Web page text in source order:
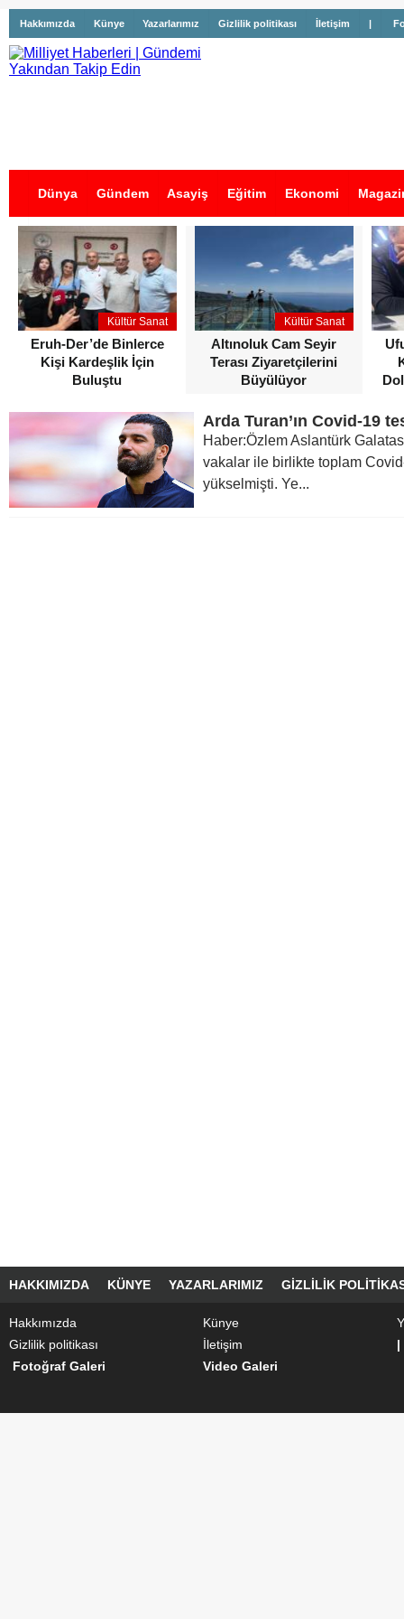
Hakkımızda Künye Yazarlarımız Gizlilik politikası İletişim |
Dünya Gündem Asayiş Eğitim Ekonomi
İş İlanları
Kültür Sanat
Eruh-Der’de Binlerce
Kişi Kardeşlik İçin
Buluştu
Kültür Sanat
Altınoluk Cam Seyir
Terası Ziyaretçilerini
Büyülüyor
Arda Turan’ın Covid-19
Haber:Özlem Aslantürk
vakalar ile birlikte toplam
yükselmişti. Ye...
HAKKIMIZDA KÜNYE YAZARLARIMIZ GIZLILIK
Hakkımızda Künye
Gizlilik politikası
İletişim
|
Fotoğraf Galeri
Video Galeri